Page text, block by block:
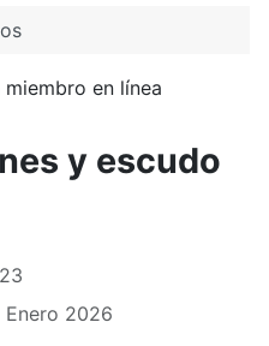
en línea
y escudo
2026